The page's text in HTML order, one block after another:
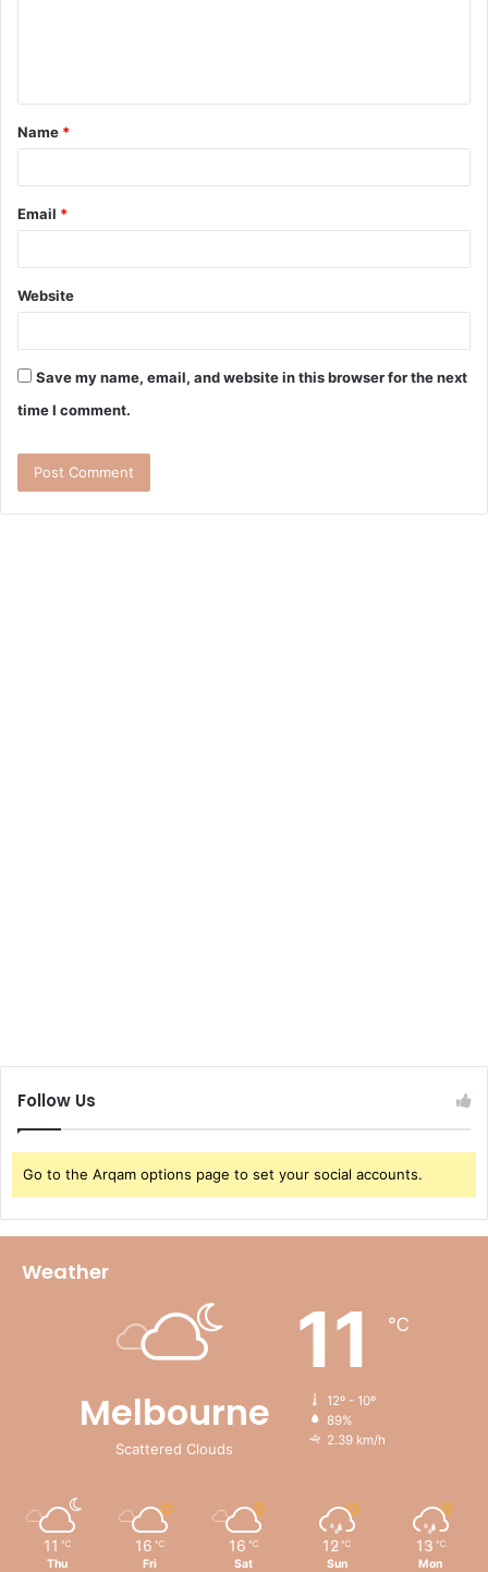
Name *
Email *
Website
Save my name, email, and website in this browser for the next
time I comment.
Follow Us
Go to the Arqam options page to set your social accounts.
Weather
Melbourne
Scattered Clouds
11 ℃
12º - 10º
89%
2.39 km/h
11 ℃
Thu
16 ℃
Fri
16 ℃
Sat
12 ℃
Sun
13 ℃
Mon